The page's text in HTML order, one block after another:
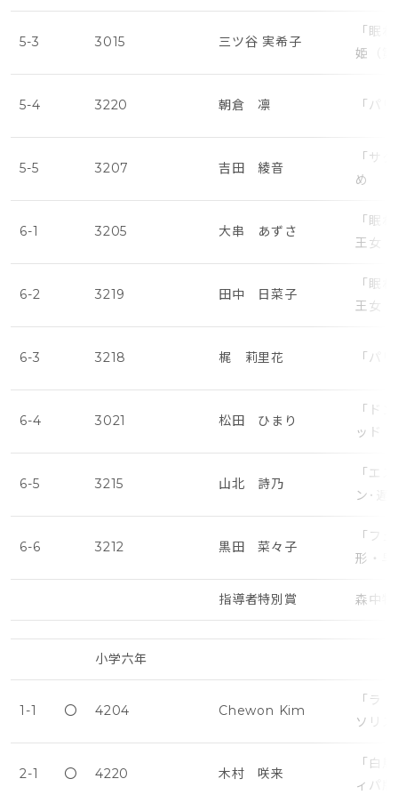
5-3 3015 三ツ谷 実希子
「眠
姫（
5-4 3220 朝倉 凛 「パ
5-5 3207 吉田 綾音
「サ
め
6-1 3205 大串 あずさ
「眠
王女・
6-2 3219 田中 日菜子
「眠
王女・
6-3 3218 梶 莉里花 「パ
6-4 3021 松田 ひまり
「ド
ッド
6-5 3215 山北 詩乃
「エ
ン･遅
6-6 3212 黒田 菜々子
「フ
形・早
指導者特別賞 森中
小学六年
1-1 〇 4204 Chewon Kim
「ラ
ソリ
2-1 〇 4220 木村 咲来
「白
ィパ